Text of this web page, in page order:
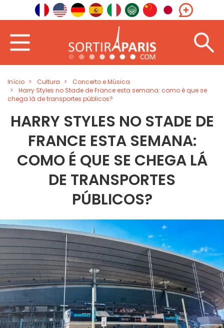
Início Cultura
Concerto e Música
Harry Styles no Stade de France esta semana: como é que se
chega lá de transportes públicos?
HARRY STYLES NO STADE DE
FRANCE ESTA SEMANA:
COMO É QUE SE CHEGA LÁ
DE TRANSPORTES
PÚBLICOS?